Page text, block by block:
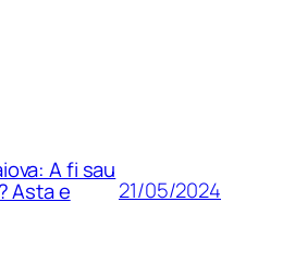
A fi sau
Asta e 21/05/2024